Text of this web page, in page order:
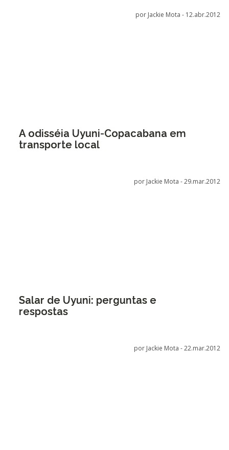
por Jackie Mota - 12.abr.2012
A odisséia Uyuni-Copacabana em
transporte local
por Jackie Mota -29.mar.2012
Salar de Uyuni: perguntas e
respostas
por Jackie Mota -22.mar.2012